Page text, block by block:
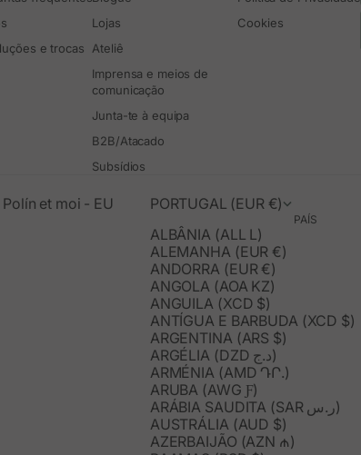
e trocas
Lojas
Ateliê
Imprensa e meios de
comunicação
Junta-te à equipa
B2B/Atacado
Subsídios
Cookies
PORTUGAL (EUR €)
PAÍS
ALBÂNIA (ALL L)
ALEMANHA (EUR €)
ANDORRA (EUR €)
ANGOLA (AOA KZ)
ANGUILA (XCD $)
ANTÍGUA E BARBUDA (XCD $)
ARGENTINA (ARS $)
ARGÉLIA (DZD د.ج)
ARMÉNIA (AMD ԴՐ.)
ARUBA (AWG Ƒ)
ARÁBIA SAUDITA (SAR ر.س)
AUSTRÁLIA (AUD $)
AZERBAIJÃO (AZN ₼)
et moi - EU